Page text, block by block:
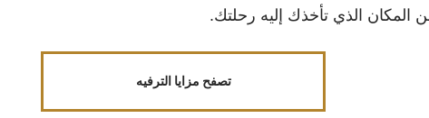
الذي تأخذك إليه رحلتك.
تصفح مزايا الترفيه